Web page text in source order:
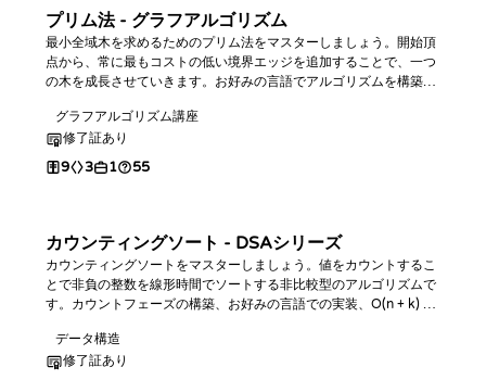
プリム法 - グラフアルゴリズム
最小全域木を求めるためのプリム法をマスターしましょう。開始頂
点から、常に最もコストの低い境界エッジを追加することで、一つ
の木を成長させていきます。お好みの言語でアルゴリズムを構築
るクエリに対応しましょう。
グラフアルゴリズム講座
修了証あり
9 3 1 55
カウンティングソート - DSAシリーズ
カウンティングソートをマスターしましょう。値をカウントするこ
とで非負の整数を線形時間でソートする非比較型のアルゴリズムで
す。カウントフェーズの構築、お好みの言語での実装、O(n + k) の
きましょう。
データ構造
修了証あり